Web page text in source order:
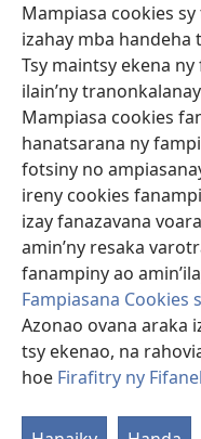
Mampiasa cookies
izahay mba handeha
Tsy maintsy ekena
ilain’ny
Mampiasa cookies
hanatsarana ny
fotsiny no
ireny cookies
izay fanazavana
amin’ny resaka
fanampiny ao
Fampiasana Cookies
Azonao ovana araka
tsy ekenao, na
hoe Firafitry ny
Fanomezana
(manokatra
rohy)
FITEHIRIZAM-
(manokatra
rohy)
JW Hub
(manokatra
rohy)
JW Library
Watchtower Library ®
Copyright© 2026 Watch
FIFANEKENA|